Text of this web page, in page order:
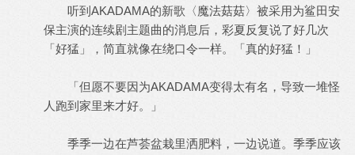
听到AKADAMA的新歌〈魔法菇菇〉被采用为鲨田安
保主演的连续剧主题曲的消息后，彩夏反复说了好几次
「好猛」，简直就像在绕口令一样。「真的好猛！」
「但愿不要因为AKADAMA变得太有名，导致一堆怪
人跑到家里来才好。」
季季一边在芦荟盆栽里洒肥料，一边说道。季季应该